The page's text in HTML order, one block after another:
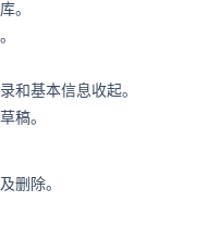
。
和基本信息收起。
稿。
删除。